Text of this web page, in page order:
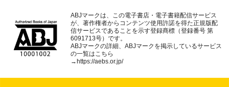
ABJマークは、この電子書店・電子書籍配信サービス
が、著作権者からコンテンツ使用許諾を得た正規版配
信サービスであることを示す登録商標（登録番号 第
6091713号）です。
ABJマークの詳細、ABJマークを掲示しているサービス
の一覧はこちら
→https://aebs.or.jp/